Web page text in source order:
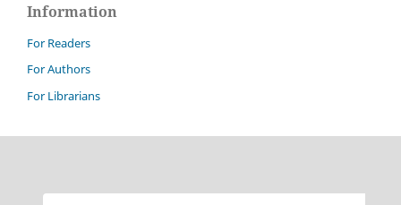
Information
For Readers
For Authors
For Librarians